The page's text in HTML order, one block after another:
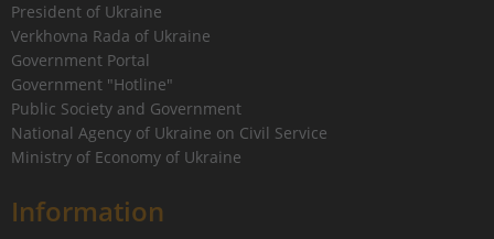
President of Ukraine
Verkhovna Rada of Ukraine
Government Portal
Government "Hotline"
Public Society and Government
National Agency of Ukraine on Civil Service
Ministry of Economy of Ukraine
Information